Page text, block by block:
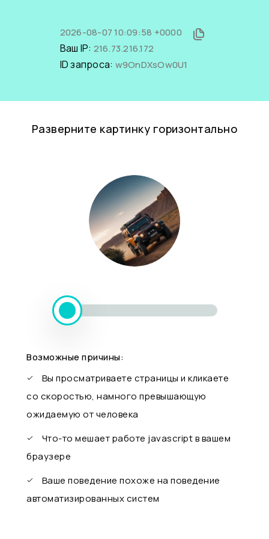
2026-08-07 10:09:58 +0000
Ваш IP: 216.73.216.172
ID запроса: w9OnDXsOw0U1
Разверните картинку горизонтально
Возможные причины:
Вы просматриваете страницы и кликаете
со скоростью, намного превышающую
ожидаемую от человека
Что-то мешает работе javascript в вашем
браузере
Ваше поведение похоже на поведение
автоматизированных систем